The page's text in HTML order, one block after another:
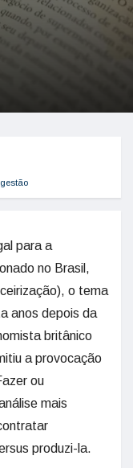
para a
no Brasil,
o tema
anos depois da
britânico
a provocação
ou
mais
produzi-la.